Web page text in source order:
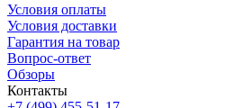
Условия оплаты
Условия доставки
Гарантия на товар
Вопрос-ответ
Обзоры
Контакты